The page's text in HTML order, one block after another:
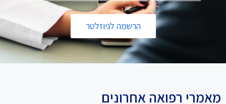
הרשמה לניוזלטר
מאמרי רפואה אחרונים